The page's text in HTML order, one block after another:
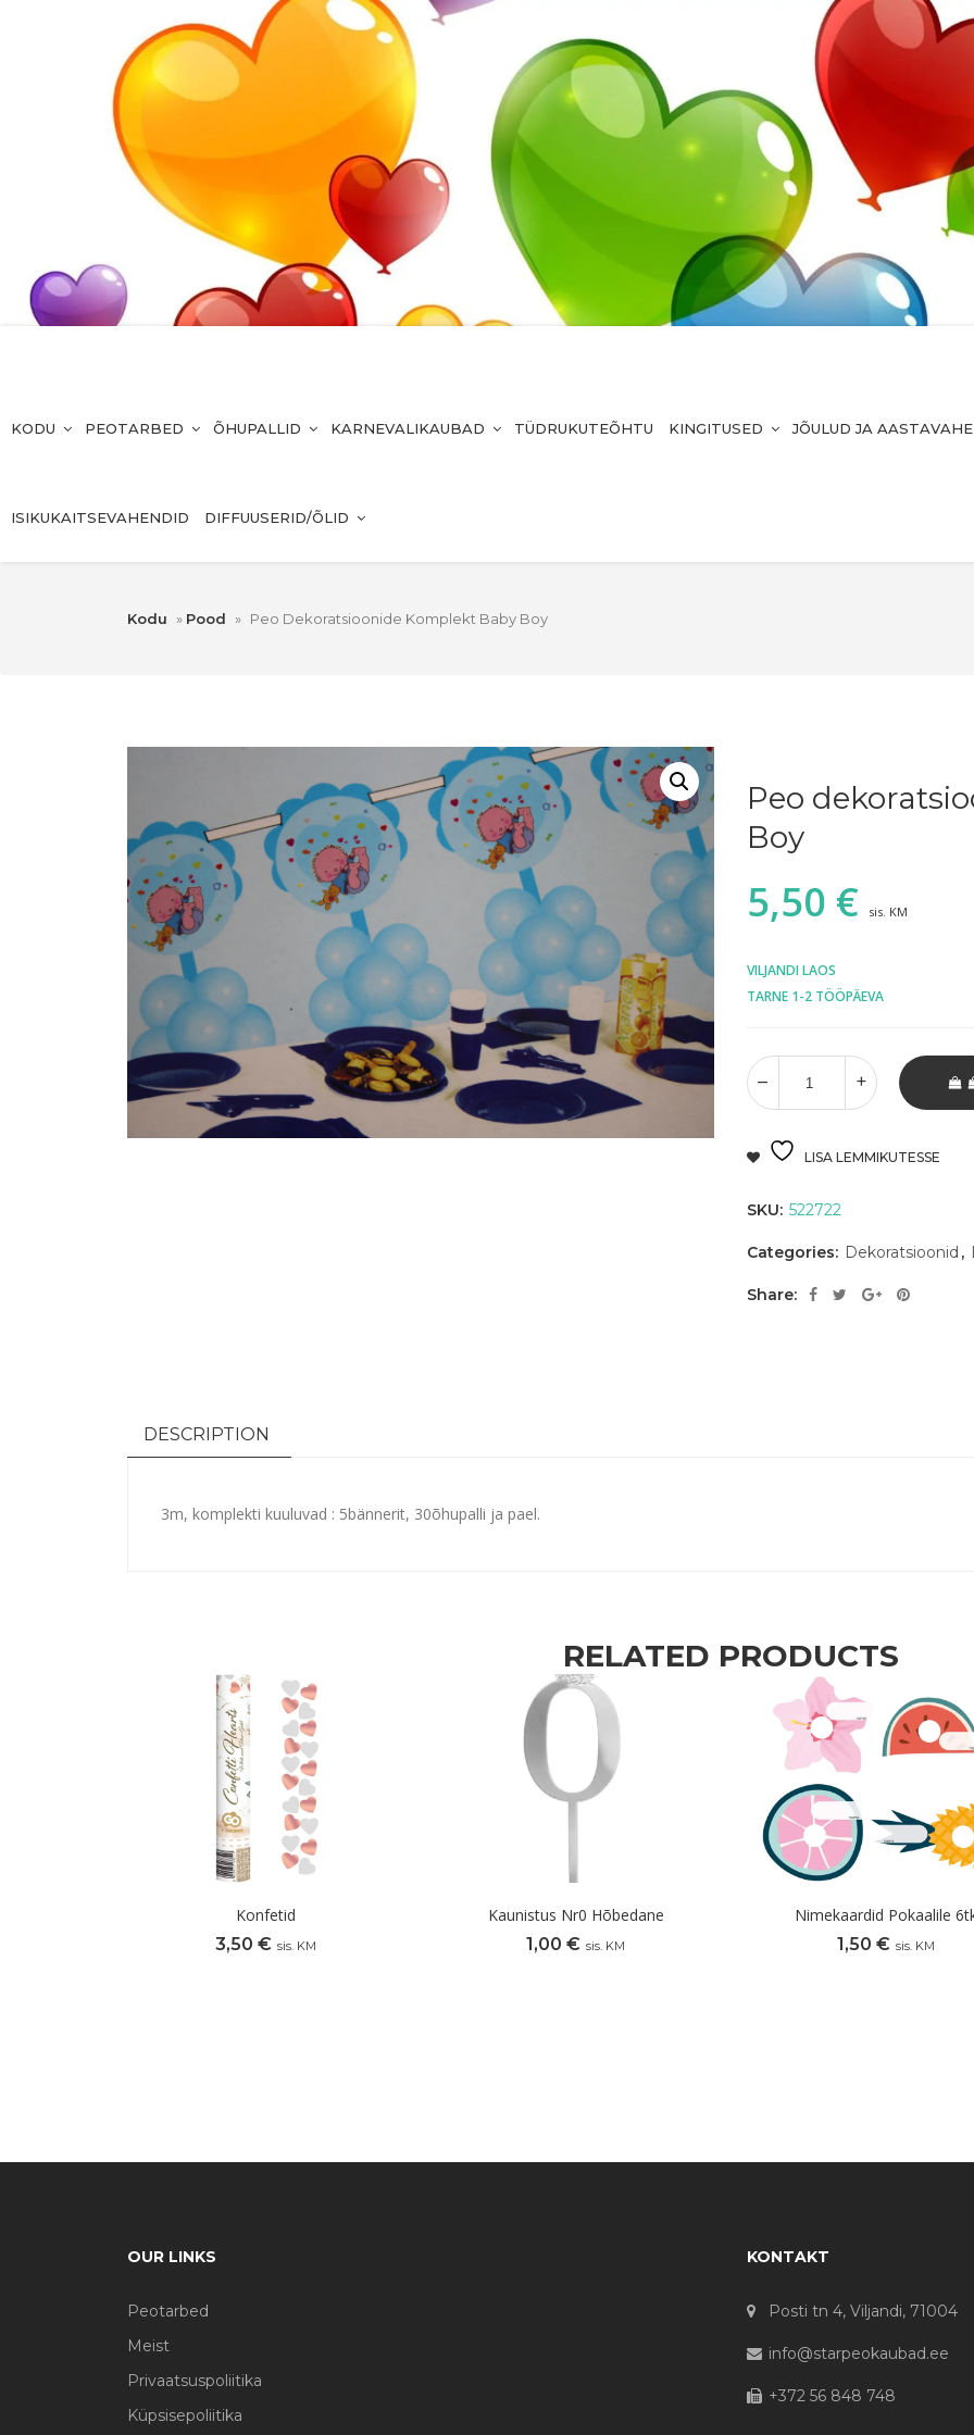
KODU PEOTARBED ÕHUPALLID KARNEVALIKAUBAD TÜDRUKUTEÕHTU KINGITUSED JÕULUD JA
ISIKUKAITSEVAHENDID DIFFUUSERID/ÕLID
Kodu » Pood » Peo Dekoratsioonide Komplekt Baby Boy
Peo
Boy
5,50 € sis. KM
VILJANDI LAOS
TARNE 1-2 TÖÖPÄEVA
LISA LEMMIKUTESSE
SKU: 522722
Categories: Dekoratsioonid ,
Share:
DESCRIPTION
3m, komplekti kuuluvad : 5bännerit, 30õhupalli ja pael.
RELATED PRODUCTS
Konfetid
3,50 € sis. KM
Kaunistus Nr0 Hõbedane
1,00 € sis. KM
Nimekaardid Pokaalile
1,50 € sis. KM
OUR LINKS
Peotarbed
Meist
Privaatsuspoliitika
Küpsisepoliitika
KONTAKT
Posti tn 4, Viljandi, 71004
info@starpeokaubad.ee
+372 56 848 748